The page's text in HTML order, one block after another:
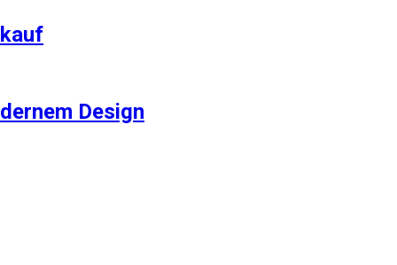
Design